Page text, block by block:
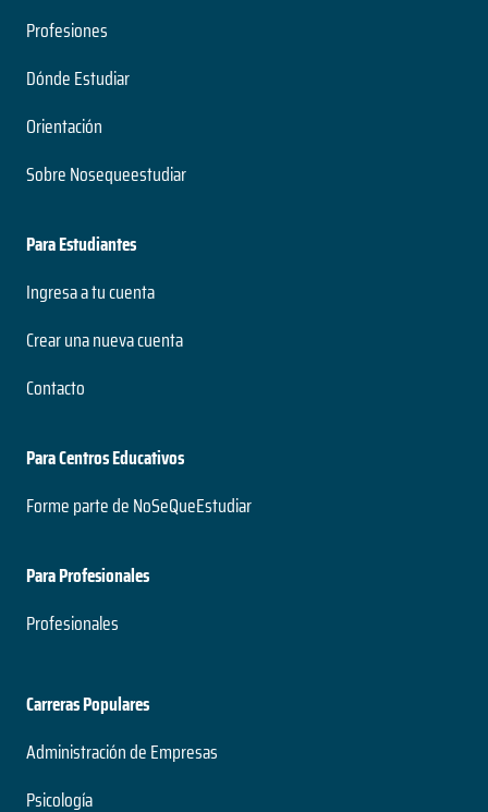
Profesiones
Dónde Estudiar
Orientación
Sobre Nosequeestudiar
Para Estudiantes
Ingresa a tu cuenta
Crear una nueva cuenta
Contacto
Para Centros Educativos
Forme parte de NoSeQueEstudiar
Para Profesionales
Profesionales
Carreras Populares
Administración de Empresas
Psicología